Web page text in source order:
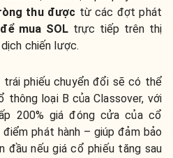
thu được từ các đợt phát
mua SOL trực tiếp trên thị
chiến lược.
phiếu chuyển đổi sẽ có thể
thông loại B của Classover, với
200% giá đóng cửa của cổ
phát hành – giúp đảm bảo
đầu nếu giá cổ phiếu tăng sau